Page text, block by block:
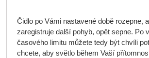
Čidlo po Vámi nastavené době rozepne,
zaregistruje další pohyb, opět sepne. Po
časového limitu můžete tedy být chvíli
chcete, aby světlo během Vaší